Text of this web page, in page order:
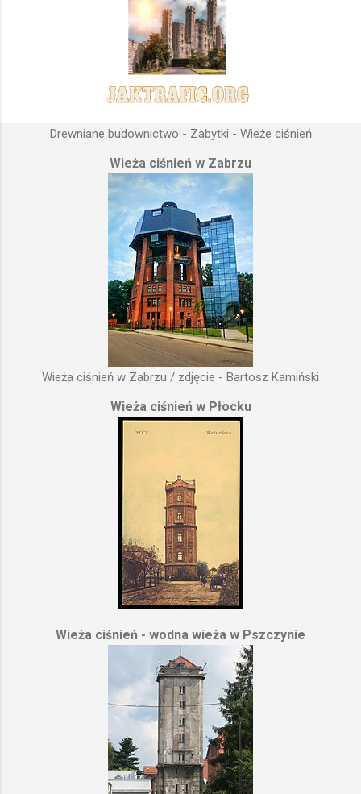
Drewniane budownictwo - Zabytki - Wieże ciśnień
Wieża ciśnień w Zabrzu
Wieża ciśnień w Zabrzu / zdjęcie - Bartosz Kamiński
Wieża ciśnień w Płocku
Wieża ciśnień - wodna wieża w Pszczynie